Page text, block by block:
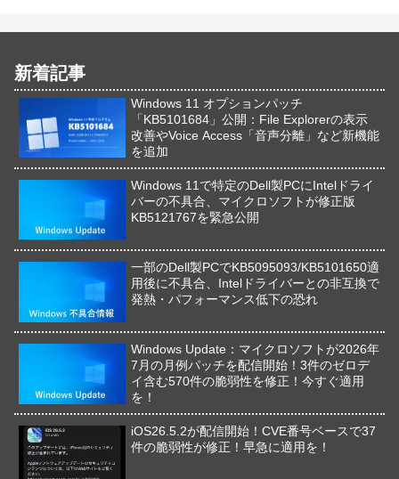
新着記事
Windows 11 オプションパッチ
「KB5101684」公開：File Explorerの表示
改善やVoice Access「音声分離」など新機能
を追加
Windows 11で特定のDell製PCにIntelドライ
バーの不具合、マイクロソフトが修正版
KB5121767を緊急公開
一部のDell製PCでKB5095093/KB5101650適
用後に不具合、Intelドライバーとの非互換で
発熱・パフォーマンス低下の恐れ
Windows Update：マイクロソフトが2026年
7月の月例パッチを配信開始！3件のゼロデ
イ含む570件の脆弱性を修正！今すぐ適用
を！
iOS26.5.2が配信開始！CVE番号ベースで37
件の脆弱性が修正！早急に適用を！